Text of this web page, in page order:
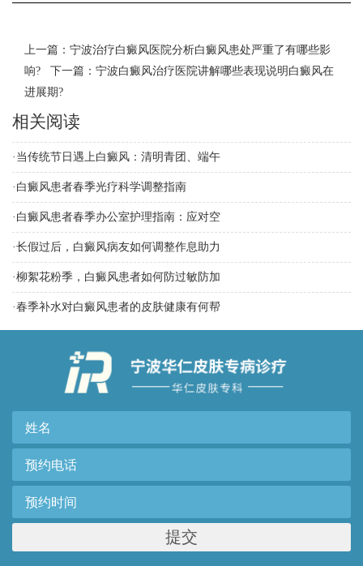
上一篇： 宁波治疗白癜风医院分析白癜风患处严重了有哪些影
响? 下一篇： 宁波白癜风治疗医院讲解哪些表现说明白癜风在
进展期?
相关阅读
· 当传统节日遇上白癜风：清明青团、端午
· 白癜风患者春季光疗科学调整指南
· 白癜风患者春季办公室护理指南：应对空
·长假过后，白癜风病友如何调整作息助力
·柳絮花粉季，白癜风患者如何防过敏防加
·春季补水对白癜风患者的皮肤健康有何帮
提交